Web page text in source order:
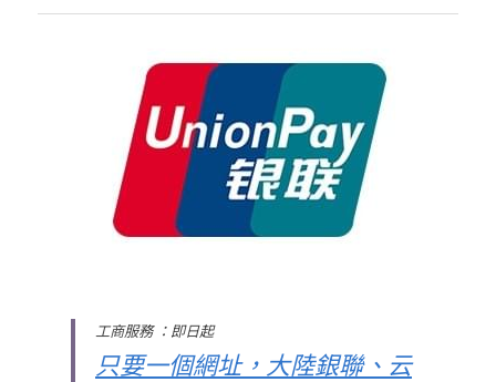
行動支付整合
跨境電商實績
工商服務 ：即日起
只要一個網址，大陸銀聯、云